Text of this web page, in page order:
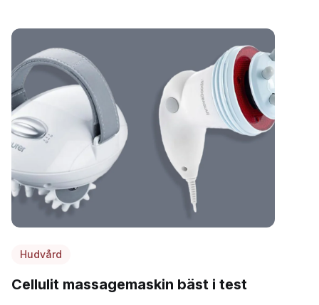
Hudvård
Cellulit massagemaskin bäst i test